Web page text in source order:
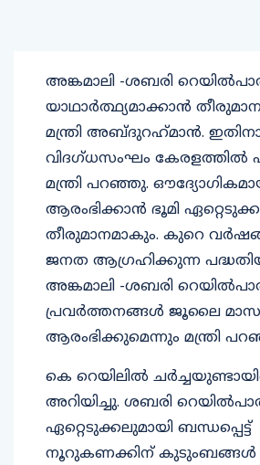
അങ്കമാലി -ശബരി
യാഥാര്‍ത്ഥ്യമാക്കാന്‍
മന്ത്രി അബ്ദുറഹ്‌മാന്‍.
വിദഗ്ധസംഘം കേരളത്തില്‍
മന്ത്രി പറഞ്ഞു.
ആരംഭിക്കാന്‍ ഭൂമി
തീരുമാനമാകും. കുറെ
ജനത ആഗ്രഹിക്കുന്ന
അങ്കമാലി -ശബരി
പ്രവര്‍ത്തനങ്ങള്‍ ജൂലൈ
ആരംഭിക്കുമെന്നും മന്ത്രി
കെ റെയിലില്‍
അറിയിച്ചു. ശബരി
ഏറ്റെടുക്കലുമായി ബന്ധപ്പെട്ട്
നൂറുകണക്കിന് കുടുംബങ്ങള്‍